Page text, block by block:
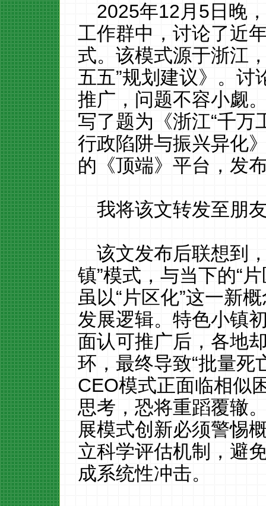
2025年12月5日晚
工作群中，讨论了近
式。该模式源于浙江
五五”规划建议》。讨
推广，问题不容小觑
写了题为《浙江“千万
行政陷阱与振兴异化
的《顶端》平台，发
我将该文转发至朋
该文发布后联想到
镇”模式，与当下的“
虽以“片区化”这一新
发展逻辑。特色小镇
面认可推广后，各地
环，最终导致“批量死
CEO模式正面临相似
思考，恐将重蹈覆辙
展模式创新必须警惕
立科学评估机制，避
成系统性冲击。